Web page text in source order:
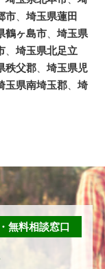
市、 埼玉県蓮田
鶴ヶ島市、 埼玉県
、 埼玉県北足立
秩父郡、 埼玉県児
玉県南埼玉郡、 埼
無料相談窓口